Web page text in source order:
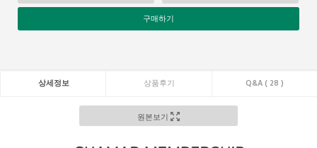
구매하기
상세정보 상품후기 Q&A ( 28 )
원본보기